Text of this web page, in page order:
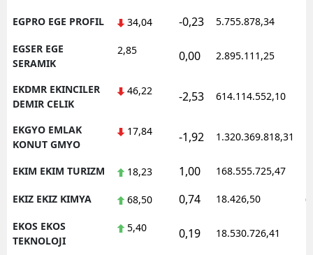
EGPRO EGE PROFIL 34,04 -0,23 5.755.878,34
EGSER EGE
SERAMIK
2,85 0,00 2.895.111,25
EKDMR EKINCILER
DEMIR CELIK
46,22 -2,53 614.114.552,10
EKGYO EMLAK
KONUT GMYO
17,84 -1,92 1.320.369.818,31
EKIM EKIM TURIZM 18,23 1,00 168.555.725,47
EKIZ EKIZ KIMYA 68,50 0,74 18.426,50
EKOS EKOS
TEKNOLOJI
5,40 0,19 18.530.726,41